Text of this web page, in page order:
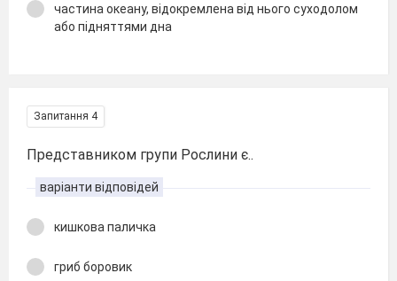
частина океану, відокремлена від нього суходолом
або підняттями дна
Запитання 4
Представником групи Рослини є..
варіанти відповідей
кишкова паличка
гриб боровик